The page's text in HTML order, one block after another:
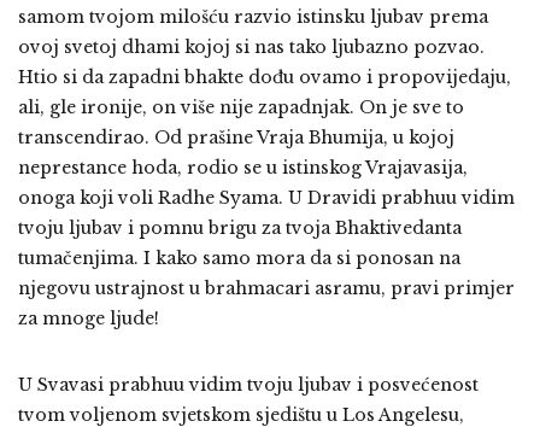
samom tvojom milošću razvio istinsku ljubav prema
ovoj svetoj dhami kojoj si nas tako ljubazno pozvao.
Htio si da zapadni bhakte dođu ovamo i propovijedaju,
ali, gle ironije, on više nije zapadnjak. On je sve to
transcendirao. Od prašine Vraja Bhumija, u kojoj
neprestance hoda, rodio se u istinskog Vrajavasija,
onoga koji voli Radhe Syama. U Dravidi prabhuu vidim
tvoju ljubav i pomnu brigu za tvoja Bhaktivedanta
tumačenjima. I kako samo mora da si ponosan na
njegovu ustrajnost u brahmacari asramu, pravi primjer
za mnoge ljude!
U Svavasi prabhuu vidim tvoju ljubav i posvećenost
tvom voljenom svjetskom sjedištu u Los Angelesu,